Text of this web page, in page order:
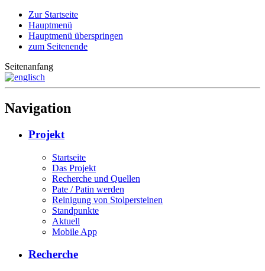
Zur Startseite
Hauptmenü
Hauptmenü überspringen
zum Seitenende
Seitenanfang
Navigation
Projekt
Startseite
Das Projekt
Recherche und Quellen
Pate / Patin werden
Reinigung von Stolpersteinen
Standpunkte
Aktuell
Mobile App
Recherche